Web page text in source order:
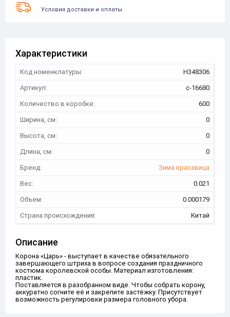
Условия доставки и оплаты
Характеристики
Код номенклатуры:
Н348306
Артикул:
с-16680
Количество в коробке:
600
Ширина, см:
0
Высота, см:
0
Длина, см:
0
Бренд:
Зима красавица
Вес:
0.021
Объем:
0.000179
Страна происхождения:
Китай
Описание
Корона «Царь» - выступает в качестве обязательного
завершающего штриха в вопросе создания праздничного
костюма королевской особы. Материал изготовления:
пластик.
Поставляется в разобранном виде. Чтобы собрать корону,
аккуратно согните её и закрепите застёжку. Присутствует
возможность регулировки размера головного убора.